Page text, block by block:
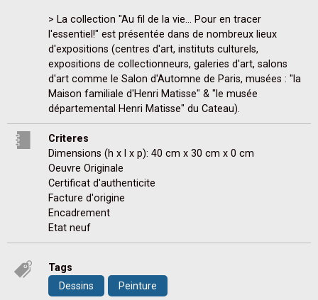
> La collection "Au fil de la vie... Pour en tracer
l'essentiel!" est présentée dans de nombreux lieux
d'expositions (centres d'art, instituts culturels,
expositions de collectionneurs, galeries d'art, salons
d'art comme le Salon d'Automne de Paris, musées : "la
Maison familiale d'Henri Matisse" & "le musée
départemental Henri Matisse" du Cateau).
Criteres
Dimensions (h x l x p): 40 cm x 30 cm x 0 cm
Oeuvre Originale
Certificat d'authenticite
Facture d'origine
Encadrement
Etat neuf
Tags
Dessins
Peinture